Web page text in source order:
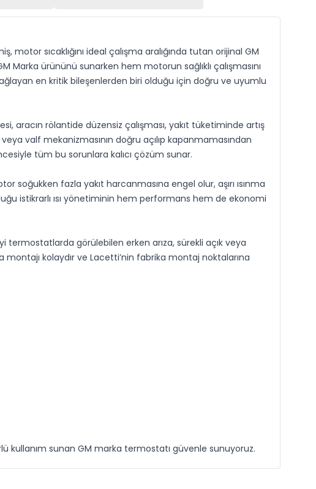
sıcaklığını ideal çalışma aralığında tutan orijinal GM
ürününü sunarken hem motorun sağlıklı çalışmasını
en kritik bileşenlerden biri olduğu için doğru ve uyumlu
aracın rölantide düzensiz çalışması, yakıt tüketiminde artış
valf mekanizmasının doğru açılıp kapanmamasından
tüm bu sorunlara kalıcı çözüm sunar.
soğukken fazla yakıt harcanmasına engel olur, aşırı ısınma
istikrarlı ısı yönetiminin hem performans hem de ekonomi
görülebilen erken arıza, sürekli açık veya
kolaydır ve Lacetti’nin fabrika montaj noktalarına
kullanım sunan GM marka termostatı güvenle sunuyoruz.